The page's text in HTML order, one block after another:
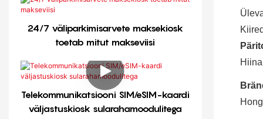
Hiina
24/7 väliparkimisarvete maksekiosk
toetab mitut makseviisi
Telekommunikatsiooni SIM/eSIM-kaardi
väljastuskiosk sularahamoodulitega